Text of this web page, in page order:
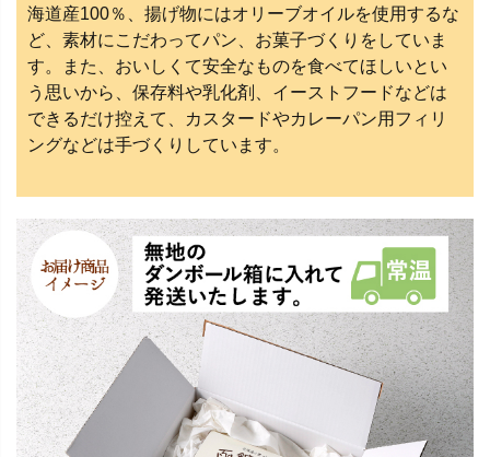
海道産100％、揚げ物にはオリーブオイルを使用するな
ど、素材にこだわってパン、お菓子づくりをしていま
す。また、おいしくて安全なものを食べてほしいとい
う思いから、保存料や乳化剤、イーストフードなどは
できるだけ控えて、カスタードやカレーパン用フィリ
ングなどは手づくりしています。